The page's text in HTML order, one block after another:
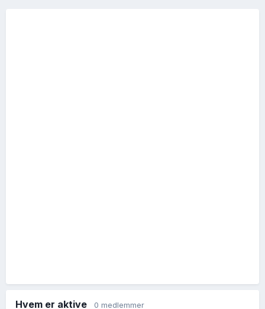
Hvem er aktive 0 medlemmer